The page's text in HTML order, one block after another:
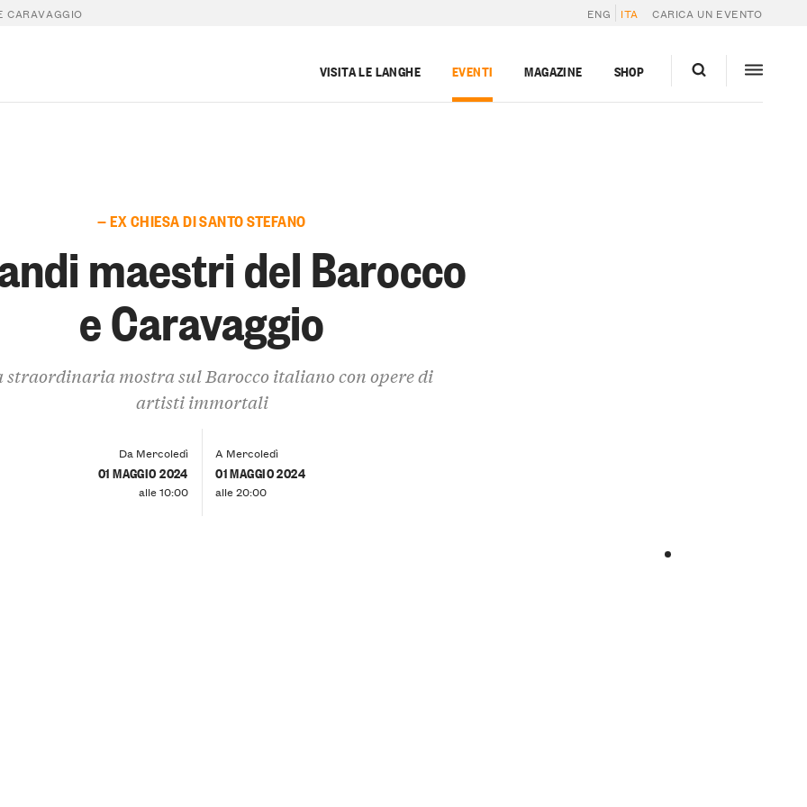
CARAVAGGIO ENG ITA CARICA UN EVENTO
VISITA LE LANGHE EVENTI MAGAZINE SHOP
— EX CHIESA DI SANTO STEFANO
maestri del Barocco
e Caravaggio
straordinaria mostra sul Barocco italiano con opere di
artisti immortali
Da Mercoledì
01 MAGGIO 2024
alle 10:00
A Mercoledì
01 MAGGIO 2024
alle 20:00